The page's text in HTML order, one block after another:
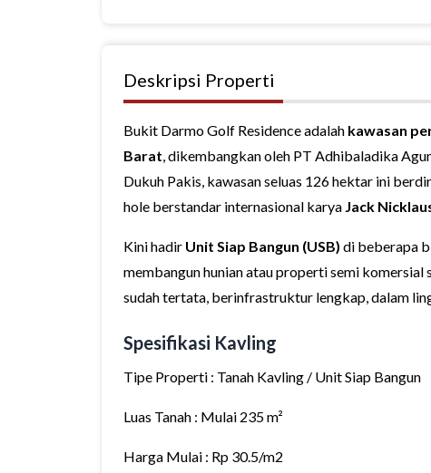
Deskripsi Properti
Bukit Darmo Golf Residence adalah kawasan
Barat, dikembangkan oleh PT Adhibaladika
Dukuh Pakis, kawasan seluas 126 hektar ini
hole berstandar internasional karya Jack
Kini hadir Unit Siap Bangun (USB) di beberapa
membangun hunian atau properti semi
sudah tertata, berinfrastruktur lengkap, dalam
Spesifikasi Kavling
Tipe Properti : Tanah Kavling / Unit Siap Bangun
Luas Tanah : Mulai 235 m²
Harga Mulai : Rp 30.5/m2